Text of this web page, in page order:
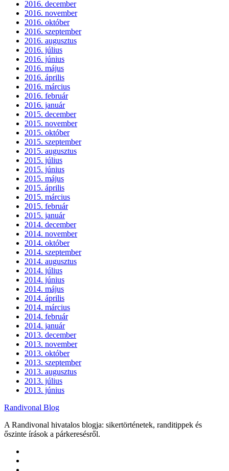
2016. december
2016. november
2016. október
2016. szeptember
2016. augusztus
2016. július
2016. június
2016. május
2016. április
2016. március
2016. február
2016. január
2015. december
2015. november
2015. október
2015. szeptember
2015. augusztus
2015. július
2015. június
2015. május
2015. április
2015. március
2015. február
2015. január
2014. december
2014. november
2014. október
2014. szeptember
2014. augusztus
2014. július
2014. június
2014. május
2014. április
2014. március
2014. február
2014. január
2013. december
2013. november
2013. október
2013. szeptember
2013. augusztus
2013. július
2013. június
Randivonal Blog
A Randivonal hivatalos blogja: sikertörténetek, randitippek és
őszinte írások a párkeresésről.